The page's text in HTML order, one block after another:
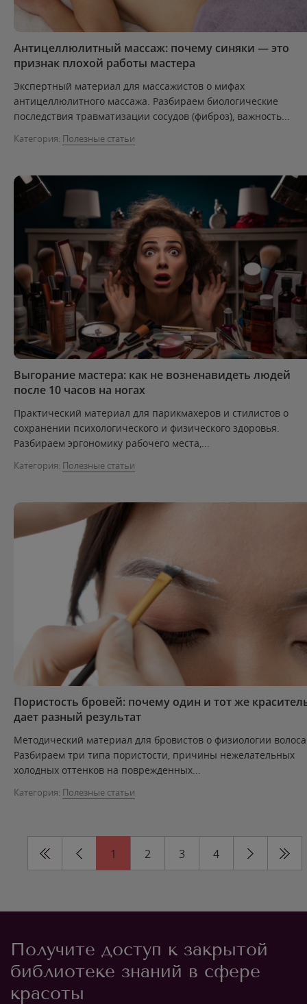
Антицеллюлитный массаж: почему синяки — это
признак плохой работы мастера
Экспертный материал для массажистов о мифах
антицеллюлитного массажа. Разбираем биологические
последствия травматизации сосудов (фиброз), важность...
Категория: Полезные статьи
Выгорание мастера: как не возненавидеть людей
после 10 часов на ногах
Практический материал для парикмахеров и стилистов о
сохранении психологического и физического здоровья.
Разбираем эргономику рабочего места,...
Категория: Полезные статьи
Пористость бровей: почему один и тот же
дает разный результат
Методический материал для бровистов о физиологии
Разбираем три типа пористости, причины нежелательных
холодных оттенков на поврежденных...
Категория: Полезные статьи
1 2 3 4
Получите доступ к закрытой
библиотеке знаний в сфере
красоты